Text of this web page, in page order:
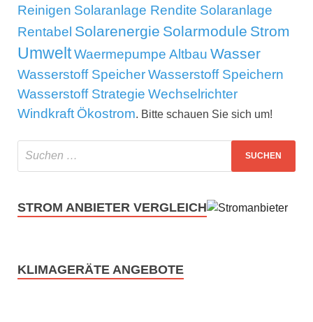
Reinigen Solaranlage Rendite Solaranlage
Rentabel Solarenergie Solarmodule Strom
UmweltWaermepumpe Altbau Wasser
Wasserstoff SpeicherWasserstoff Speichern
Wasserstoff Strategie Wechselrichter
Windkraft Ökostrom. Bitte schauen Sie sich um!
STROM ANBIETER VERGLEICH
KLIMAGERÄTE ANGEBOTE